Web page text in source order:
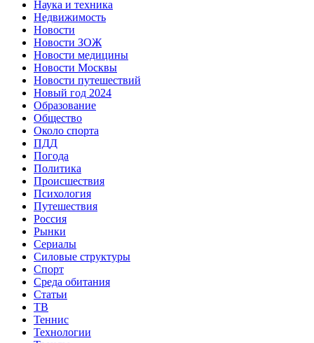
Наука и техника
Недвижимость
Новости
Новости ЗОЖ
Новости медицины
Новости Москвы
Новости путешествий
Новый год 2024
Образование
Общество
Около спорта
ПДД
Погода
Политика
Происшествия
Психология
Путешествия
Россия
Рынки
Сериалы
Силовые структуры
Спорт
Среда обитания
Статьи
ТВ
Теннис
Технологии